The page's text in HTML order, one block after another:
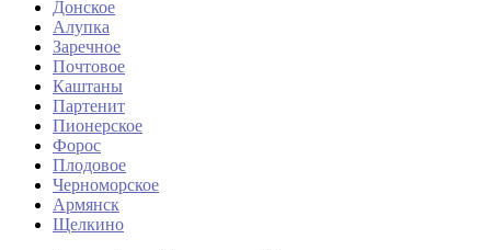
Донское
Алупка
Заречное
Почтовое
Каштаны
Партенит
Пионерское
Форос
Плодовое
Черноморское
Армянск
Щелкино